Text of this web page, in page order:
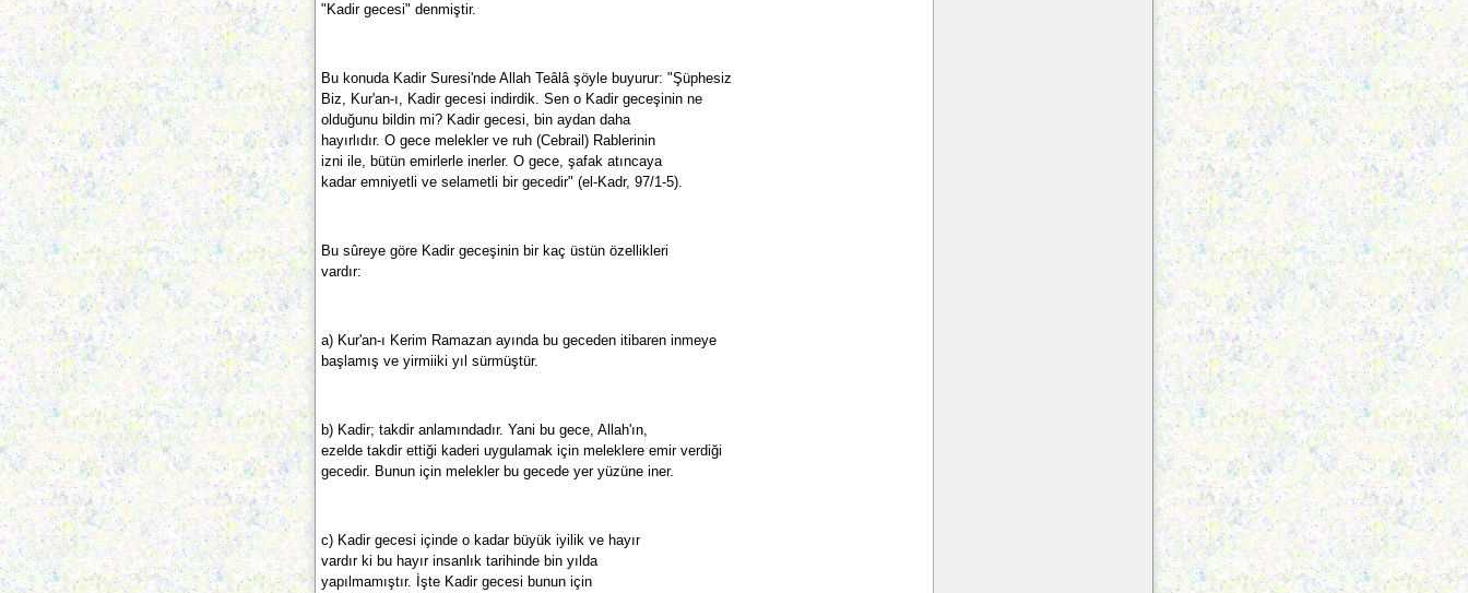
"Kadir gecesi" denmiştir.
Bu konuda Kadir Suresi'nde Allah Teâlâ şöyle buyurur: "Şüphesiz
Biz, Kur'an-ı, Kadir gecesi indirdik. Sen o Kadir geceşinin ne
olduğunu bildin mi? Kadir gecesi, bin aydan daha
hayırlıdır. O gece melekler ve ruh (Cebrail) Rablerinin
izni ile, bütün emirlerle inerler. O gece, şafak atıncaya
kadar emniyetli ve selametli bir gecedir" (el-Kadr, 97/1-5).
Bu sûreye göre Kadir geceşinin bir kaç üstün özellikleri
vardır:
a) Kur'an-ı Kerim Ramazan ayında bu geceden itibaren inmeye
başlamış ve yirmiiki yıl sürmüştür.
b) Kadir; takdir anlamındadır. Yani bu gece, Allah'ın,
ezelde takdir ettiği kaderi uygulamak için meleklere emir verdiği
gecedir. Bunun için melekler bu gecede yer yüzüne iner.
c) Kadir gecesi içinde o kadar büyük iyilik ve hayır
vardır ki bu hayır insanlık tarihinde bin yılda
yapılmamıştır. İşte Kadir gecesi bunun için